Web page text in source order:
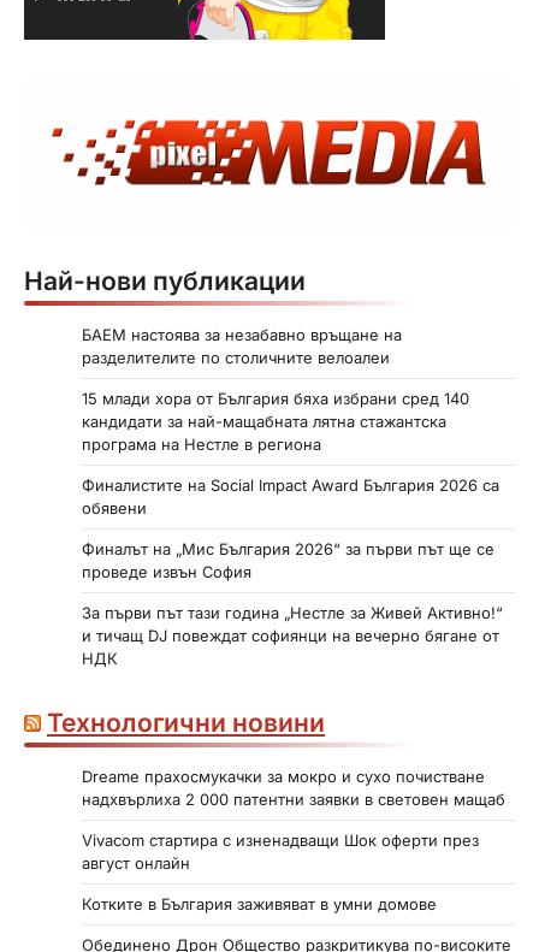
Най-нови публикации
БАЕМ настоява за незабавно връщане на
разделителите по столичните велоалеи
15 млади хора от България бяха избрани сред 140
кандидати за най-мащабната лятна стажантска
програма на Нестле в региона
Финалистите на Social Impact Award България 2026 са
обявени
Финалът на „Мис България 2026“ за първи път ще се
проведе извън София
За първи път тази година „Нестле за Живей Активно!“
и тичащ DJ повеждат софиянци на вечерно бягане от
НДК
Технологични новини
Dreame прахосмукачки за мокро и сухо почистване
надхвърлиха 2 000 патентни заявки в световен мащаб
Vivacom стартира с изненадващи Шок оферти през
август онлайн
Котките в България заживяват в умни домове
Обединено Дрон Общество разкритикува по-високите